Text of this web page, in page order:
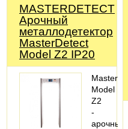
MASTERDETECT
Арочный
металлодетектор
MasterDetect
Model Z2 IP20
Model
Z2
-
арочный